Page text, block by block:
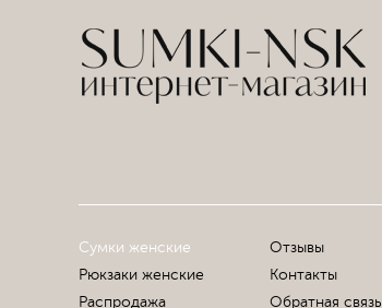
Сумки женские
Рюкзаки женские
Распродажа
Отзывы
Контакты
Обратная связь